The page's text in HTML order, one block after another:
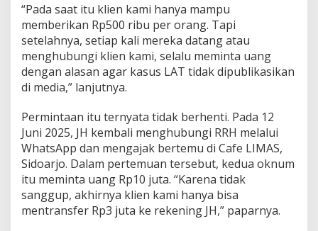
“Pada saat itu klien kami hanya mampu
memberikan Rp500 ribu per orang. Tapi
setelahnya, setiap kali mereka datang atau
menghubungi klien kami, selalu meminta uang
dengan alasan agar kasus LAT tidak dipublikasikan
di media,” lanjutnya.
Permintaan itu ternyata tidak berhenti. Pada 12
Juni 2025, JH kembali menghubungi RRH melalui
WhatsApp dan mengajak bertemu di Cafe LIMAS,
Sidoarjo. Dalam pertemuan tersebut, kedua oknum
itu meminta uang Rp10 juta. “Karena tidak
sanggup, akhirnya klien kami hanya bisa
mentransfer Rp3 juta ke rekening JH,” paparnya.